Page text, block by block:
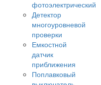
фотоэлектрический
Детектор
многоуровневой
проверки
Емкостной
датчик
приближения
Поплавковый